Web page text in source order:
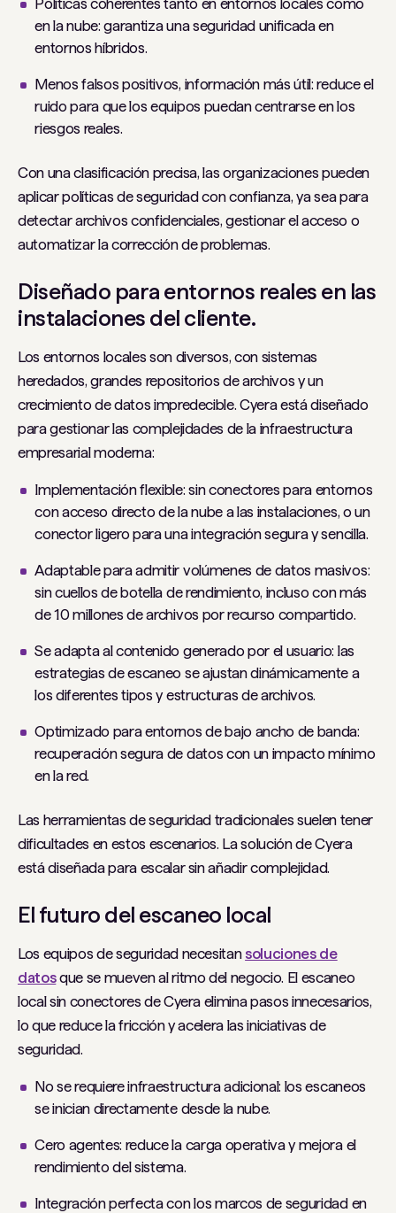
en la nube: garantiza una seguridad unificada en
entornos híbridos.
Menos falsos positivos, información más útil: reduce el
ruido para que los equipos puedan centrarse en los
riesgos reales.
Con una clasificación precisa, las organizaciones pueden
aplicar políticas de seguridad con confianza, ya sea para
detectar archivos confidenciales, gestionar el acceso o
automatizar la corrección de problemas.
Diseñado para entornos reales en las
instalaciones del cliente.
Los entornos locales son diversos, con sistemas
heredados, grandes repositorios de archivos y un
crecimiento de datos impredecible. Cyera está diseñado
para gestionar las complejidades de la infraestructura
empresarial moderna:
Implementación flexible: sin conectores para entornos
con acceso directo de la nube a las instalaciones, o un
conector ligero para una integración segura y sencilla.
Adaptable para admitir volúmenes de datos masivos:
sin cuellos de botella de rendimiento, incluso con más
de 10 millones de archivos por recurso compartido.
Se adapta al contenido generado por el usuario: las
estrategias de escaneo se ajustan dinámicamente a
los diferentes tipos y estructuras de archivos.
Optimizado para entornos de bajo ancho de banda:
recuperación segura de datos con un impacto mínimo
en la red.
Las herramientas de seguridad tradicionales suelen tener
dificultades en estos escenarios. La solución de Cyera
está diseñada para escalar sin añadir complejidad.
El futuro del escaneo local
Los equipos de seguridad necesitan soluciones de
datosque se mueven al ritmo del negocio. El escaneo
local sin conectores de Cyera elimina pasos innecesarios,
lo que reduce la fricción y acelera las iniciativas de
seguridad.
No se requiere infraestructura adicional: los escaneos
se inician directamente desde la nube.
Cero agentes: reduce la carga operativa y mejora el
rendimiento del sistema.
Integración perfecta con los marcos de seguridad en